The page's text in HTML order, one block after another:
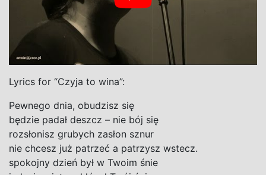
Lyrics for “Czyja to wina”:
Pewnego dnia, obudzisz się
będzie padał deszcz – nie bój się
rozsłonisz grubych zasłon sznur
nie chcesz już patrzeć a patrzysz wstecz.
spokojny dzień był w Twoim śnie